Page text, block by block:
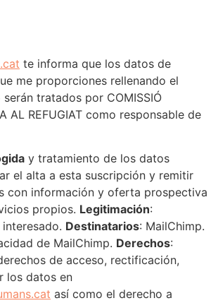
te informa que los datos de
me proporciones rellenando el
tratados por COMISSIÓ
AL REFUGIAT como responsable de
y tratamiento de los datos
el alta a esta suscripción y remitir
con información y oferta prospectiva
propios. Legitimación:
Destinatarios: MailChimp.
de MailChimp. Derechos:
de acceso, rectificación,
los datos en
así como el derecho a